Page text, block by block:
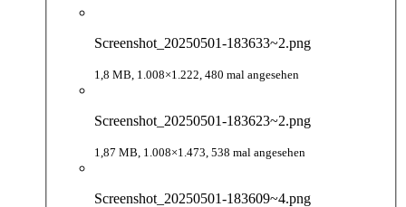
Screenshot_20250501-183633~2.png
1,8 MB, 1.008×1.222, 480 mal angesehen
Screenshot_20250501-183623~2.png
1,87 MB, 1.008×1.473, 538 mal angesehen
Screenshot_20250501-183609~4.png